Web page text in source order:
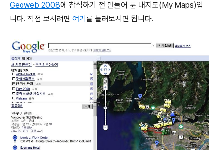
Geoweb 2008에 참석하기 전 만들어 둔 내지도(My Maps)입
니다. 직접 보시려면 여기를 눌러보시면 됩니다.